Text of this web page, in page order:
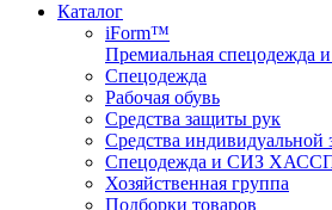
Каталог
iForm™
Премиальная спецодежда и
Спецодежда
Рабочая обувь
Средства защиты рук
Средства индивидуальной
Спецодежда и СИЗ
Хозяйственная группа
Подборки товаров